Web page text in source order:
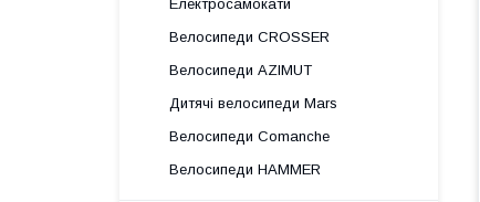
Електросамокати
Велосипеди CROSSER
Велосипеди AZIMUT
Дитячі велосипеди Mars
Велосипеди Comanche
Велосипеди HAMMER